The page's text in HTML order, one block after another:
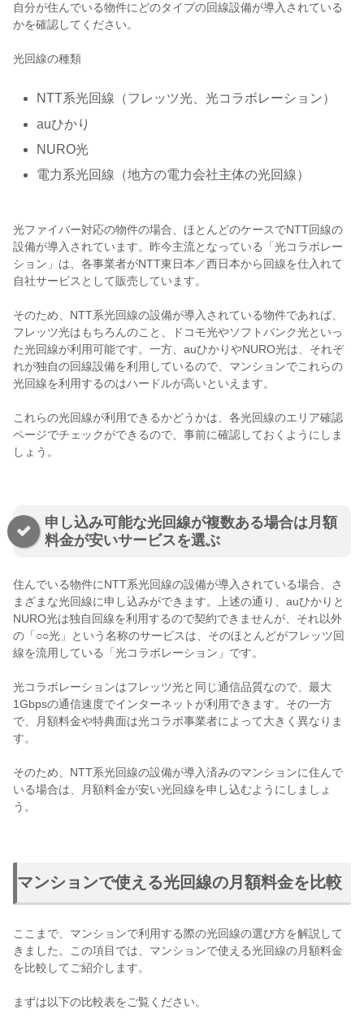
自分が住んでいる物件にどのタイプの回線設備が導入されている
かを確認してください。
光回線の種類
NTT系光回線（フレッツ光、光コラボレーション）
auひかり
NURO光
電力系光回線（地方の電力会社主体の光回線）
光ファイバー対応の物件の場合、ほとんどのケースでNTT回線の
設備が導入されています。昨今主流となっている「光コラボレー
ション」は、各事業者がNTT東日本／西日本から回線を仕入れて
自社サービスとして販売しています。
そのため、NTT系光回線の設備が導入されている物件であれば、
フレッツ光はもちろんのこと、ドコモ光やソフトバンク光といっ
た光回線が利用可能です。一方、auひかりやNURO光は、それぞ
れが独自の回線設備を利用しているので、マンションでこれらの
光回線を利用するのはハードルが高いといえます。
これらの光回線が利用できるかどうかは、各光回線のエリア確認
ページでチェックができるので、事前に確認しておくようにしま
しょう。
申し込み可能な光回線が複数ある場合は月額
料金が安いサービスを選ぶ
住んでいる物件にNTT系光回線の設備が導入されている場合、さ
まざまな光回線に申し込みができます。上述の通り、auひかりと
NURO光は独自回線を利用するので契約できませんが、それ以外
の「○○光」という名称のサービスは、そのほとんどがフレッツ回
線を流用している「光コラボレーション」です。
光コラボレーションはフレッツ光と同じ通信品質なので、最大
1Gbpsの通信速度でインターネットが利用できます。その一方
で、月額料金や特典面は光コラボ事業者によって大きく異なりま
す。
そのため、NTT系光回線の設備が導入済みのマンションに住んで
いる場合は、月額料金が安い光回線を申し込むようにしましょ
う。
マンションで使える光回線の月額料金を比較
ここまで、マンションで利用する際の光回線の選び方を解説して
きました。この項目では、マンションで使える光回線の月額料金
を比較してご紹介します。
まずは以下の比較表をご覧ください。